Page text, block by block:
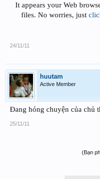
It appears your Web
files. No worries, just
24/11/11
huutam
Active Member
Đang hóng chuyện của chủ
25/11/11
(Bạn